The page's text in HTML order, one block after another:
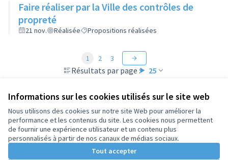
Informations sur les cookies utilisés sur le site web
Nous utilisons des cookies sur notre site Web pour améliorer la
performance et les contenus du site. Les cookies nous permettent
de fournir une expérience utilisateur et un contenu plus
personnalisés à partir de nos canaux de médias sociaux.
Tout accepter
Faire réaliser par la Ville des contrôles de
propreté
21 nov. Réalisée Propositions réalisées
Résultats par page : 25
1 2 3
Conditions d'utilisation
Paramètres des cookies